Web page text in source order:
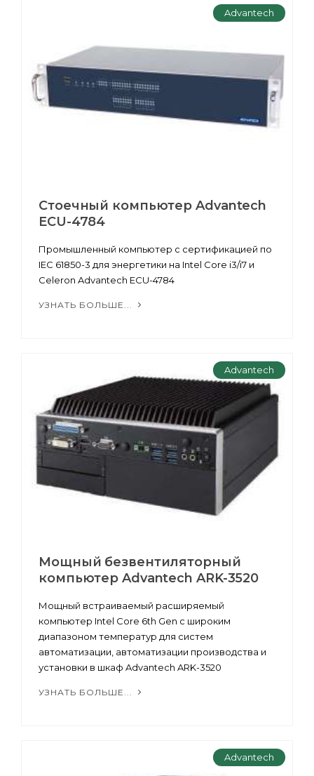
Advantech
Стоечный компьютер Advantech
ECU-4784
Промышленный компьютер с сертификацией по
IEC 61850-3 для энергетики на Intel Core i3/i7 и
Celeron Advantech ECU-4784
УЗНАТЬ БОЛЬШЕ...
Advantech
Мощный безвентиляторный
компьютер Advantech ARK-3520
Мощный встраиваемый расширяемый
компьютер Intel Core 6th Gen с широким
диапазоном температур для систем
автоматизации, автоматизации производства и
установки в шкаф Advantech ARK-3520
УЗНАТЬ БОЛЬШЕ...
Advantech